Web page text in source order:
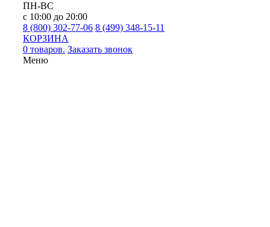
ПН-ВС
с 10:00 до 20:00
8 (800) 302-77-06 8 (499) 348-15-11
КОРЗИНА
0 товаров. Заказать звонок
Меню